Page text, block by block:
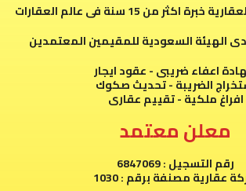
من 15 سنة فى عالم العقارات
الهيئة السعودية للمقيمين المعتمدين
اعفاء ضريبى - عقود ايجار
الضريبة - تحديث صكوك
افراغ ملكية - تقييم عقارى
معلن معتمد
رقم التسجيل : 6847069
عقارية مصنفة برقم : 1030